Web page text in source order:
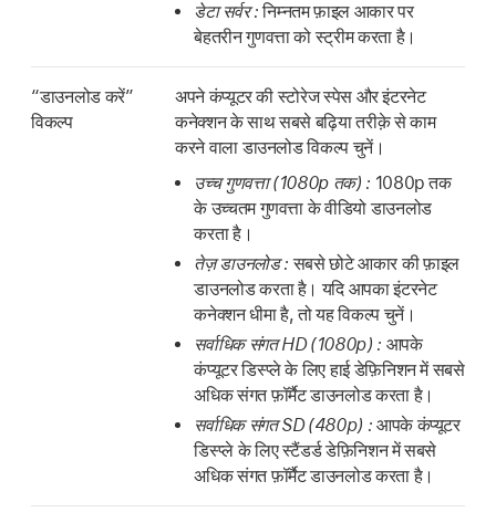
डेटा सर्वर :निम्नतम फ़ाइल आकार पर
बेहतरीन गुणवत्ता को स्ट्रीम करता है।
“डाउनलोड करें”
विकल्प
अपने कंप्यूटर की स्टोरेज स्पेस और इंटरनेट
कनेक्शन के साथ सबसे बढ़िया तरीक़े से काम
करने वाला डाउनलोड विकल्प चुनें।
उच्च गुणवत्ता (1080p तक) : 1080p तक
के उच्चतम गुणवत्ता के वीडियो डाउनलोड
करता है।
तेज़ डाउनलोड : सबसे छोटे आकार की फ़ाइल
डाउनलोड करता है। यदि आपका इंटरनेट
कनेक्शन धीमा है, तो यह विकल्प चुनें।
सर्वाधिक संगत HD (1080p) : आपके
कंप्यूटर डिस्प्ले के लिए हाई डेफ़िनिशन में सबसे
अधिक संगत फ़ॉर्मैट डाउनलोड करता है।
सर्वाधिक संगत SD (480p) : आपके कंप्यूटर
डिस्प्ले के लिए स्टैंडर्ड डेफ़िनिशन में सबसे
अधिक संगत फ़ॉर्मैट डाउनलोड करता है।